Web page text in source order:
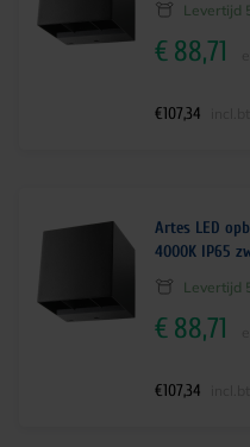
Levertijd
€ 88,71
€107,34
Artes LED
4000K IP65
Levertijd
€ 88,71
€107,34